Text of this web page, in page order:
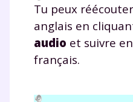
Tu peux
anglais en
audio et suivre
français.